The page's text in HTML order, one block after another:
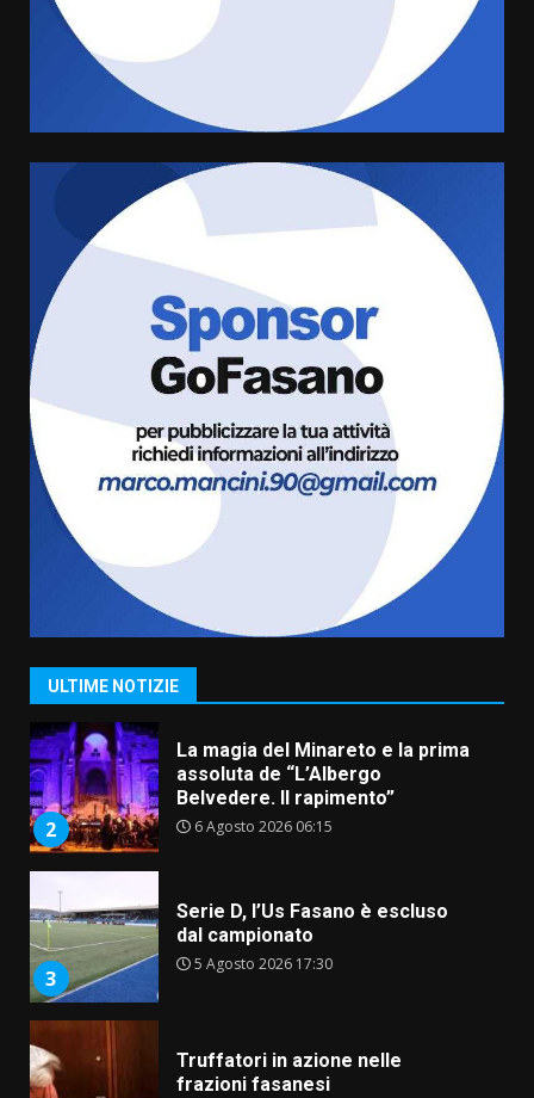
ULTIME NOTIZIE
Residenti di Savelletri scrivono
al Prefetto: “Noi cittadini di
A Savelletri torna la Sagra del
Pesce Spada: appuntamento a
sabato 8 agosto
7
L’abusivismo giornalistico è un
pericolo
3 Agosto 2026 17:22
Cura dei beni comuni e
cittadinanza attiva: online
l’avviso per la gestione
condivisa della Villetta di
Laureto
2
La magia del Minareto e la prima
assoluta de “L’Albergo
Belvedere. Il rapimento”
3
Serie D, l’Us Fasano è escluso
dal campionato
5 Agosto 2026 17:30
4
Truffatori in azione nelle
frazioni fasanesi
Residenti di Savelletri scrivono
al Prefetto: “Noi cittadini di